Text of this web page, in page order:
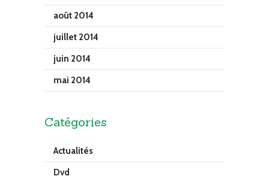
août 2014
juillet 2014
juin 2014
mai 2014
Catégories
Actualités
Dvd